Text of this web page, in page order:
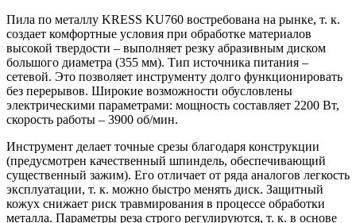
Пила по металлу KRESS KU760 востребована на рынке, т. к.
создает комфортные условия при обработке материалов
высокой твердости – выполняет резку абразивным диском
большого диаметра (355 мм). Тип источника питания –
сетевой. Это позволяет инструменту долго функционировать
без перерывов. Широкие возможности обусловлены
электрическими параметрами: мощность составляет 2200 Вт,
скорость работы – 3900 об/мин.
Инструмент делает точные срезы благодаря конструкции
(предусмотрен качественный шпиндель, обеспечивающий
существенный зажим). Его отличает от ряда аналогов легкость
эксплуатации, т. к. можно быстро менять диск. Защитный
кожух снижает риск травмирования в процессе обработки
металла. Параметры реза строго регулируются, т. к. в основе